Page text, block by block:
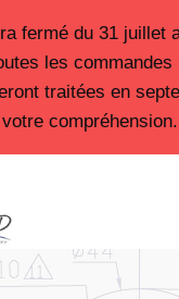
fermé du 31 juillet
les commandes
traitées en
votre compréhension.